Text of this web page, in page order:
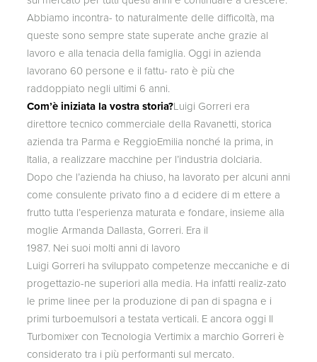
Abbiamo incontra- to naturalmente delle difficoltà, ma
queste sono sempre state superate anche grazie al
lavoro e alla tenacia della famiglia. Oggi in azienda
lavorano 60 persone e il fattu- rato è più che
raddoppiato negli ultimi 6 anni.
Com’è iniziata la vostra storia?Luigi Gorreri era
direttore tecnico commerciale della Ravanetti, storica
azienda tra Parma e ReggioEmilia nonché la prima, in
Italia, a realizzare macchine per l’industria dolciaria.
Dopo che l’azienda ha chiuso, ha lavorato per alcuni anni
come consulente privato fino a d ecidere di m ettere a
frutto tutta l’esperienza maturata e fondare, insieme alla
moglie Armanda Dallasta, Gorreri. Era il
1987. Nei suoi molti anni di lavoro
Luigi Gorreri ha sviluppato competenze meccaniche e di
progettazio-ne superiori alla media. Ha infatti realiz-zato
le prime linee per la produzione di pan di spagna e i
primi turboemulsori a testata verticali. E ancora oggi Il
Turbomixer con Tecnologia Vertimix a marchio Gorreri è
considerato tra i più performanti sul mercato.